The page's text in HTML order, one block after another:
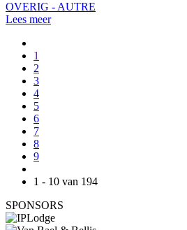
OVERIG - AUTRE
Lees meer
1
2
3
4
5
6
7
8
9
1 - 10 van 194
SPONSORS